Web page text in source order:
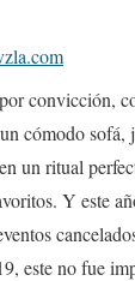
convicción,
cómodo sofá,
un ritual
Y este
este no fue